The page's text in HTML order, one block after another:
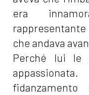
era
che andava
Perché lui le